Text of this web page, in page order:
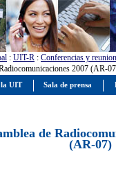
: UIT-R : Conferencias y
2007 (AR-
de
(AR-07)
la UIT Sala de prensa